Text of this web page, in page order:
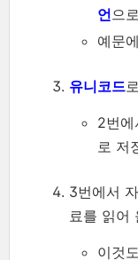
언으
예문
유니코드로
2번에
로 저
3번에서
료를 읽어
이것